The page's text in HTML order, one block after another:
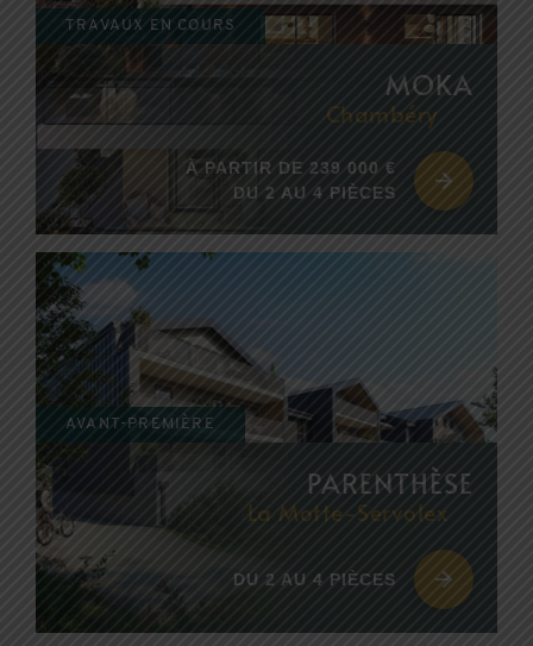
TRAVAUX EN COURS
MOKA
Chambéry
À PARTIR DE 239 000 €
DU 2 AU 4 PIÈCES
AVANT-PREMIÈRE
PARENTHÈSE
La Motte-Servolex
DU 2 AU 4 PIÈCES
AVIS CLIENTS